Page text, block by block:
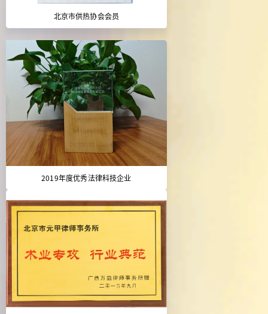
北京市供热协会会员
2019年度优秀法律科技企业